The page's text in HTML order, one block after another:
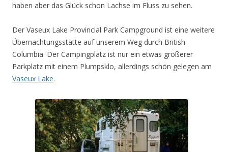
haben aber das Glück schon Lachse im Fluss zu sehen.
Der Vaseux Lake Provincial Park Campground ist eine weitere
Übernachtungsstätte auf unserem Weg durch British
Columbia. Der Campingplatz ist nur ein etwas größerer
Parkplatz mit einem Plumpsklo, allerdings schön gelegen am
Vaseux Lake.